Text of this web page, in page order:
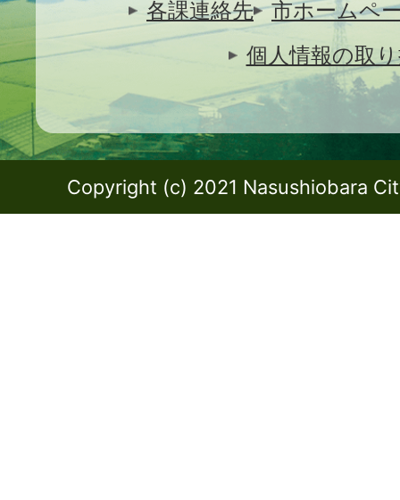
各課連絡先
市ホームペ
個人情報の取
Copyright (c) 2021 Nasushiobara